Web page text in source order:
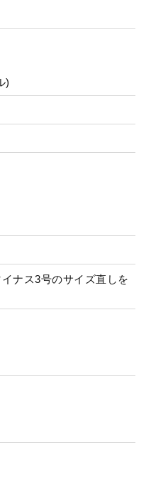
)
ナス3号のサイズ直しを